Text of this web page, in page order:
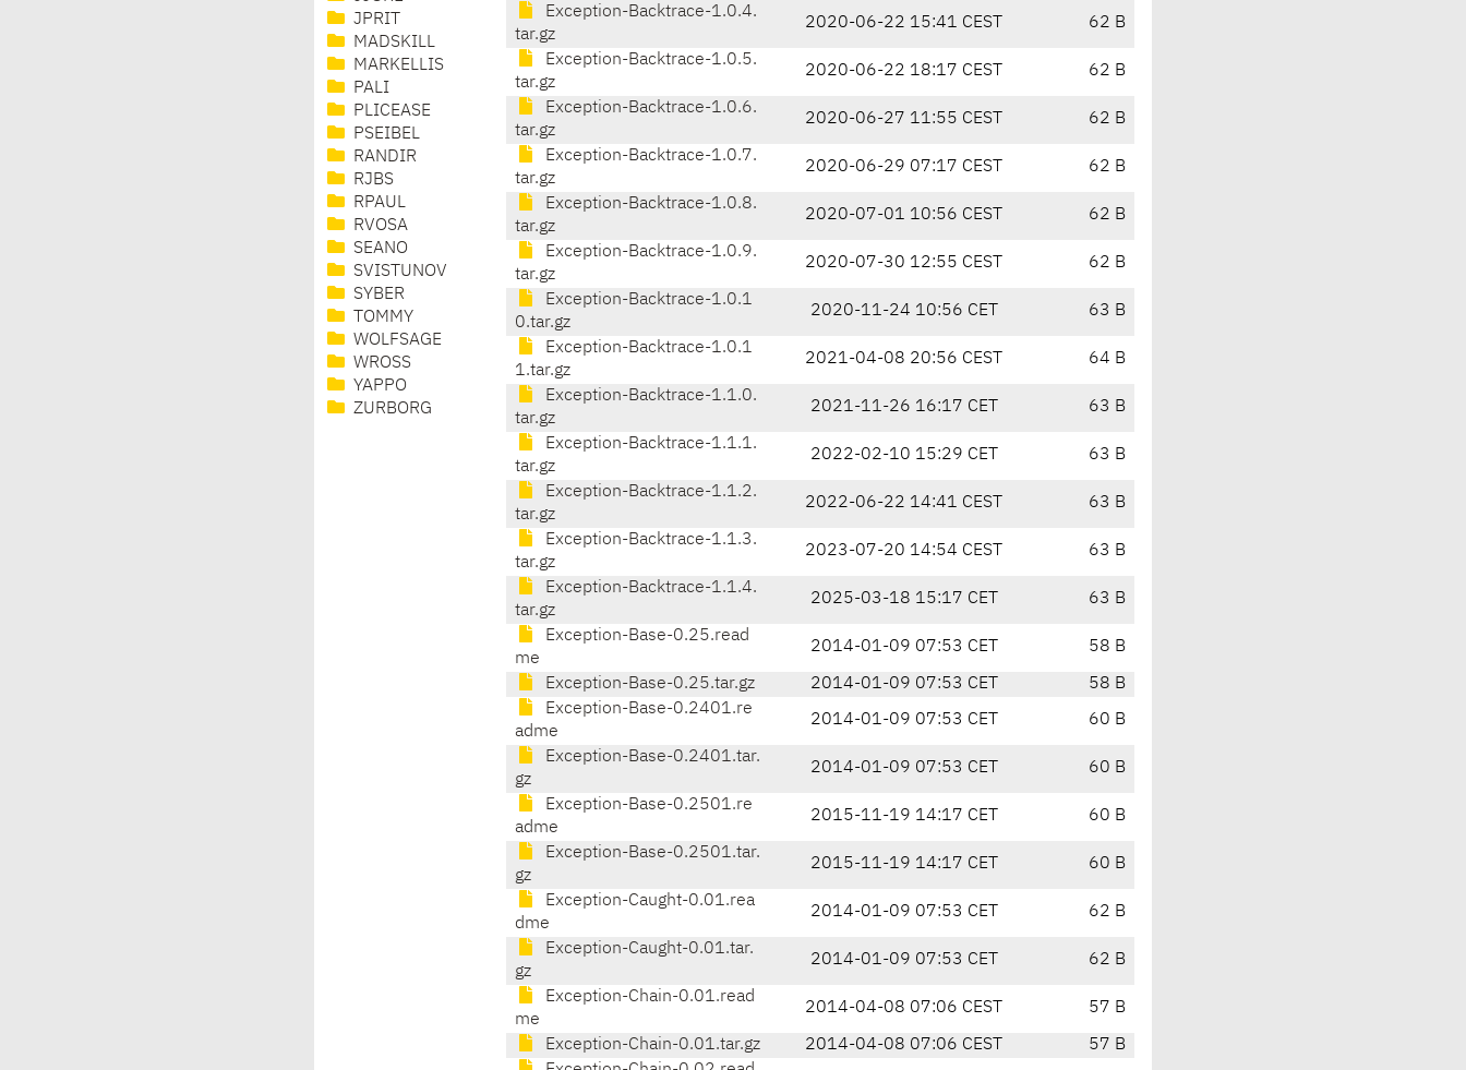
JPRIT
MADSKILL
MARKELLIS
PALI
PLICEASE
PSEIBEL
RANDIR
RJBS
RPAUL
RVOSA
SEANO
SVISTUNOV
SYBER
TOMMY
WOLFSAGE
WROSS
YAPPO
ZURBORG
Exception-Backtrace-1.0.4.
tar.gz
2020-06-22 15:41 CEST 62 B
Exception-Backtrace-1.0.5.
tar.gz
2020-06-22 18:17 CEST 62 B
Exception-Backtrace-1.0.6.
tar.gz
2020-06-27 11:55 CEST 62 B
Exception-Backtrace-1.0.7.
tar.gz
2020-06-29 07:17 CEST 62 B
Exception-Backtrace-1.0.8.
tar.gz
2020-07-01 10:56 CEST 62 B
Exception-Backtrace-1.0.9.
tar.gz
2020-07-30 12:55 CEST 62 B
Exception-Backtrace-1.0.1
0.tar.gz
2020-11-24 10:56 CET 63 B
Exception-Backtrace-1.0.1
1.tar.gz
2021-04-08 20:56 CEST 64 B
Exception-Backtrace-1.1.0.
tar.gz
2021-11-26 16:17 CET 63 B
Exception-Backtrace-1.1.1.
tar.gz
2022-02-10 15:29 CET 63 B
Exception-Backtrace-1.1.2.
tar.gz
2022-06-22 14:41 CEST 63 B
Exception-Backtrace-1.1.3.
tar.gz
2023-07-20 14:54 CEST 63 B
Exception-Backtrace-1.1.4.
tar.gz
2025-03-18 15:17 CET 63 B
Exception-Base-0.25.read
me
2014-01-09 07:53 CET 58 B
Exception-Base-0.25.tar.gz 2014-01-09 07:53 CET
58 B
Exception-Base-0.2401.re
adme
2014-01-09 07:53 CET 60 B
Exception-Base-0.2401.tar.
gz
2014-01-09 07:53 CET 60 B
Exception-Base-0.2501.re
adme
2015-11-19 14:17 CET 60 B
Exception-Base-0.2501.tar.
gz
2015-11-19 14:17 CET 60 B
Exception-Caught-0.01.rea
dme
2014-01-09 07:53 CET 62 B
Exception-Caught-0.01.tar.
gz
2014-01-09 07:53 CET 62 B
Exception-Chain-0.01.read
me
2014-04-08 07:06 CEST 57 B
Exception-Chain-0.01.tar.gz 2014-04-08 07:06 CEST
57 B